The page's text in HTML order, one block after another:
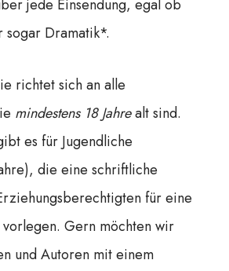
jede Einsendung, egal ob
sogar Dramatik*.
richtet sich an alle
mindestens 18 Jahrealt sind.
es für Jugendliche
die eine schriftliche
für eine
Gern möchten wir
und Autoren mit einem